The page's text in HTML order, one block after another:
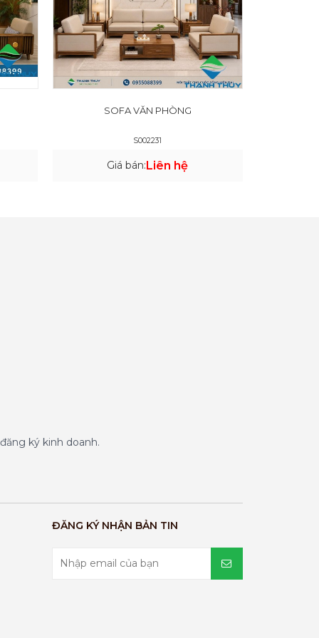
SOFA VĂN PHÒNG
S002231
Giá bán:Liên hệ
ký kinh doanh.
ĐĂNG KÝ NHẬN BẢN TIN